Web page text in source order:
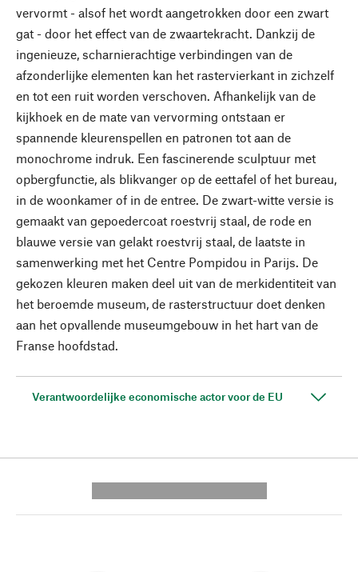
vervormt - alsof het wordt aangetrokken door een zwart
gat - door het effect van de zwaartekracht. Dankzij de
ingenieuze, scharnierachtige verbindingen van de
afzonderlijke elementen kan het rastervierkant in zichzelf
en tot een ruit worden verschoven. Afhankelijk van de
kijkhoek en de mate van vervorming ontstaan er
spannende kleurenspellen en patronen tot aan de
monochrome indruk. Een fascinerende sculptuur met
opbergfunctie, als blikvanger op de eettafel of het bureau,
in de woonkamer of in de entree. De zwart-witte versie is
gemaakt van gepoedercoat roestvrij staal, de rode en
blauwe versie van gelakt roestvrij staal, de laatste in
samenwerking met het Centre Pompidou in Parijs. De
gekozen kleuren maken deel uit van de merkidentiteit van
het beroemde museum, de rasterstructuur doet denken
aan het opvallende museumgebouw in het hart van de
Franse hoofdstad.
Verantwoordelijke economische actor voor de EU